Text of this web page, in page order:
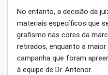
No entanto, a decisão da
materiais específicos que
grafismo nas cores da
retirados, enquanto a
campanha que foram
à equipe de Dr. Antenor.